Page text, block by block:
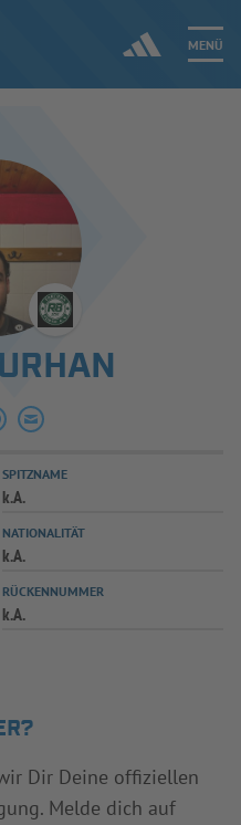
MENÜ
SPIELPLUS
SPITZNAME
k.A.
NATIONALITÄT
k.A.
RÜCKENNUMMER
k.A.
Dir Deine offiziellen
Melde dich auf